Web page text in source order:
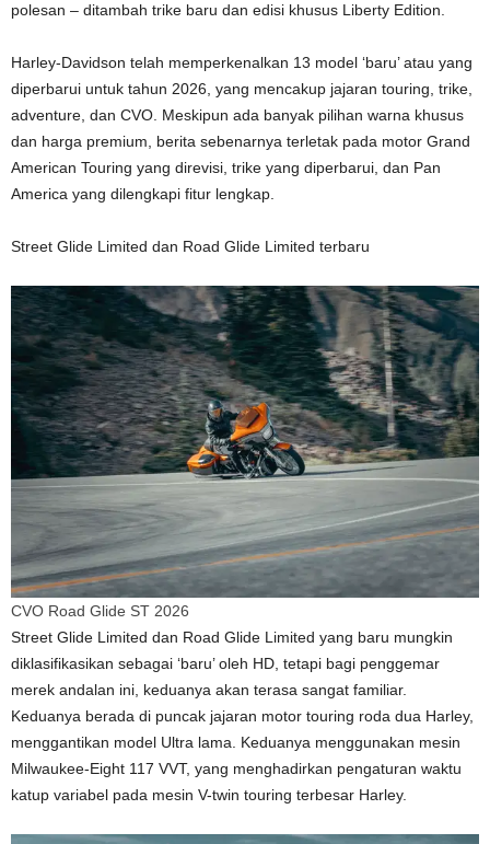
polesan – ditambah trike baru dan edisi khusus Liberty Edition.
Harley-Davidson telah memperkenalkan 13 model ‘baru’ atau yang
diperbarui untuk tahun 2026, yang mencakup jajaran touring, trike,
adventure, dan CVO. Meskipun ada banyak pilihan warna khusus
dan harga premium, berita sebenarnya terletak pada motor Grand
American Touring yang direvisi, trike yang diperbarui, dan Pan
America yang dilengkapi fitur lengkap.
Street Glide Limited dan Road Glide Limited terbaru
CVO Road Glide ST 2026
Street Glide Limited dan Road Glide Limited yang baru mungkin
diklasifikasikan sebagai ‘baru’ oleh HD, tetapi bagi penggemar
merek andalan ini, keduanya akan terasa sangat familiar.
Keduanya berada di puncak jajaran motor touring roda dua Harley,
menggantikan model Ultra lama. Keduanya menggunakan mesin
Milwaukee-Eight 117 VVT, yang menghadirkan pengaturan waktu
katup variabel pada mesin V-twin touring terbesar Harley.